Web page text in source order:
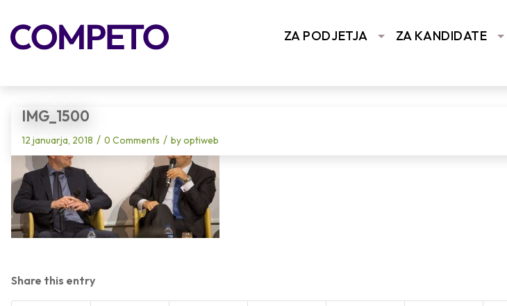
ZA PODJETJA ZA KANDIDATE
IMG_1500
12 januarja, 2018 / 0 Comments / byoptiweb
Share this entry